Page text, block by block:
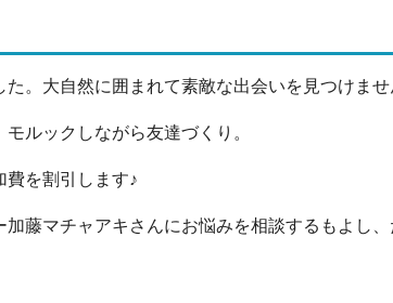
。大自然に囲まれて素敵な出会いを見つけませ
ルックしながら友達づくり。
費を割引します♪
藤マチャアキさんにお悩みを相談するもよし